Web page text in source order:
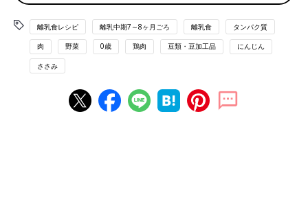
離乳食中期 7～8ヶ月ごろ おすすめレシピ
離乳食7,8ヶ月ごろにおすすめ、「これ1品で栄
養満点！ 卵と野菜のおかゆ」レシピをご紹介。
離乳食レシピ 離乳中期7～8ヶ月ごろ 離乳食 タンパク質
肉 野菜 0歳 鶏肉 豆類・豆加工品 にんじん
ささみ